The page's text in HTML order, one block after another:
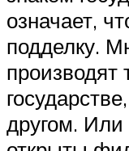
означает,
подделку.
производят
другом. Или